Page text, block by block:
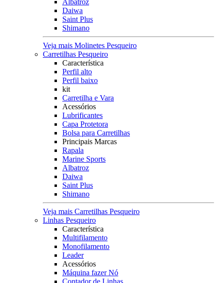
Albatroz
Daiwa
Saint Plus
Shimano
Veja mais Molinetes Pesqueiro
Carretilhas Pesqueiro
Característica
Perfil alto
Perfil baixo
kit
Carretilha e Vara
Acessórios
Lubrificantes
Capa Protetora
Bolsa para Carretilhas
Principais Marcas
Rapala
Marine Sports
Albatroz
Daiwa
Saint Plus
Shimano
Veja mais Carretilhas Pesqueiro
Linhas Pesqueiro
Característica
Multifilamento
Monofilamento
Leader
Acessórios
Máquina fazer Nó
Contador de Linhas